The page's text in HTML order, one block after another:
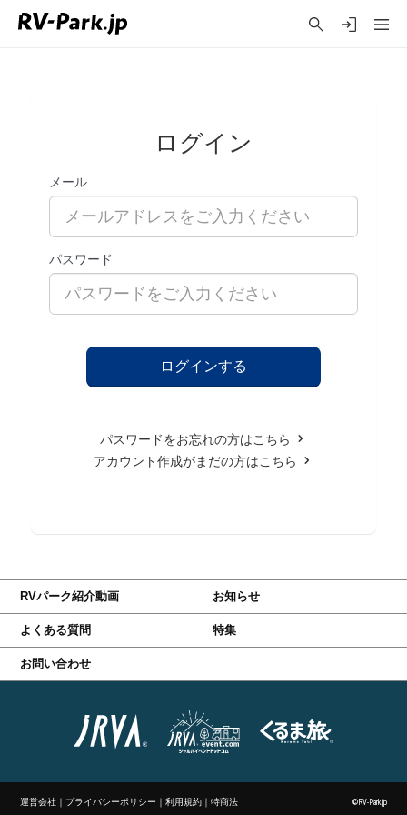
ログイン
メール
パスワード
パスワードをお忘れの方はこちら
アカウント作成がまだの方はこちら
RVパーク紹介動画 お知らせ
よくある質問 特集
お問い合わせ
運営会社 ｜ プライバシーポリシー ｜利用規約 ｜特商法 ©RV-Park.jp